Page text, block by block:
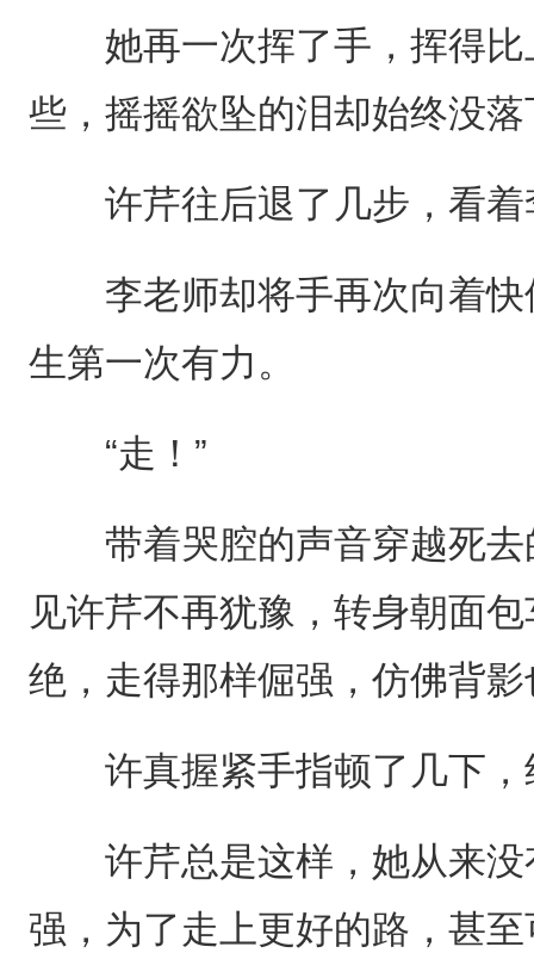
她再一次挥了手，挥得比
些，摇摇欲坠的泪却始终没落
许芹往后退了几步，看着
李老师却将手再次向着快
生第一次有力。
“走！”
带着哭腔的声音穿越死去
见许芹不再犹豫，转身朝面
绝，走得那样倔强，仿佛背
许真握紧手指顿了几下，
许芹总是这样，她从来没
强，为了走上更好的路，甚